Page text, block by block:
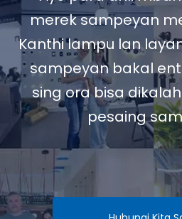
merek sampeyan
Kanthi lampu lan
sampeyan bakal
sing ora bisa
pesaing